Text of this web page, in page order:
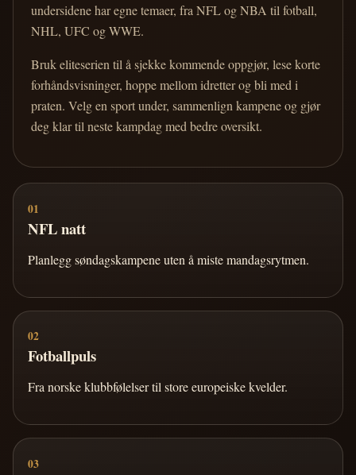
undersidene har egne temaer, fra NFL og NBA til fotball,
NHL, UFC og WWE.
Bruk eliteserien til å sjekke kommende oppgjør, lese korte
forhåndsvisninger, hoppe mellom idretter og bli med i
praten. Velg en sport under, sammenlign kampene og gjør
deg klar til neste kampdag med bedre oversikt.
01
NFL natt
Planlegg søndagskampene uten å miste mandagsrytmen.
02
Fotballpuls
Fra norske klubbfølelser til store europeiske kvelder.
03